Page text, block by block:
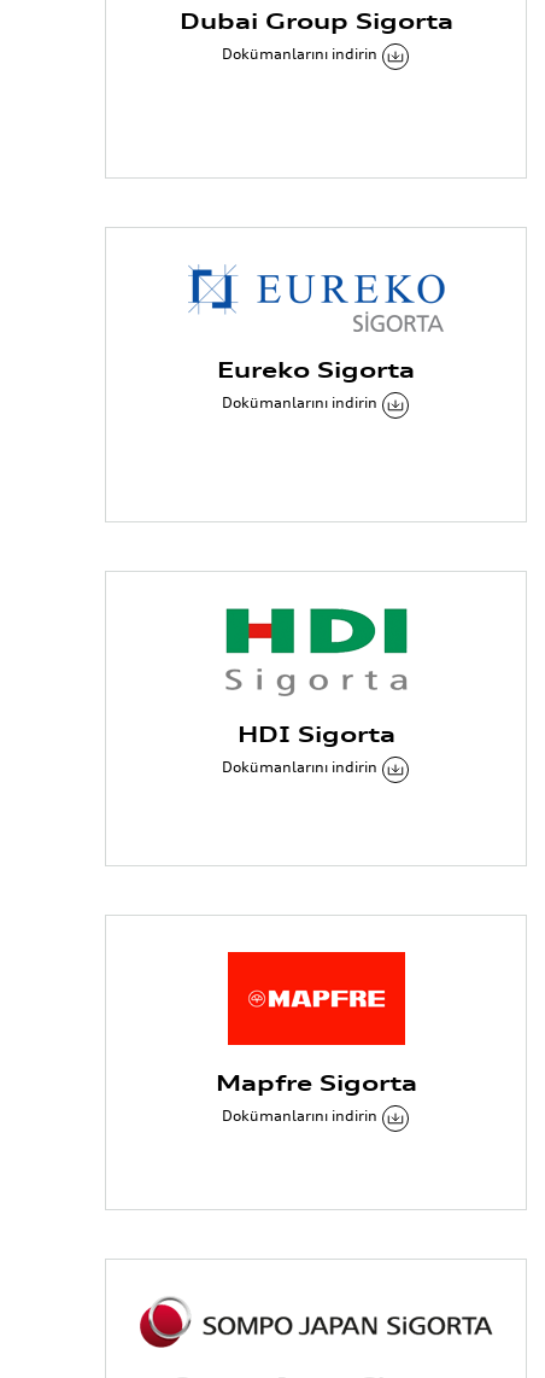
Dubai Group Sigorta
Dokümanlarını indirin
Eureko Sigorta
Dokümanlarını indirin
HDI Sigorta
Dokümanlarını indirin
Mapfre Sigorta
Dokümanlarını indirin